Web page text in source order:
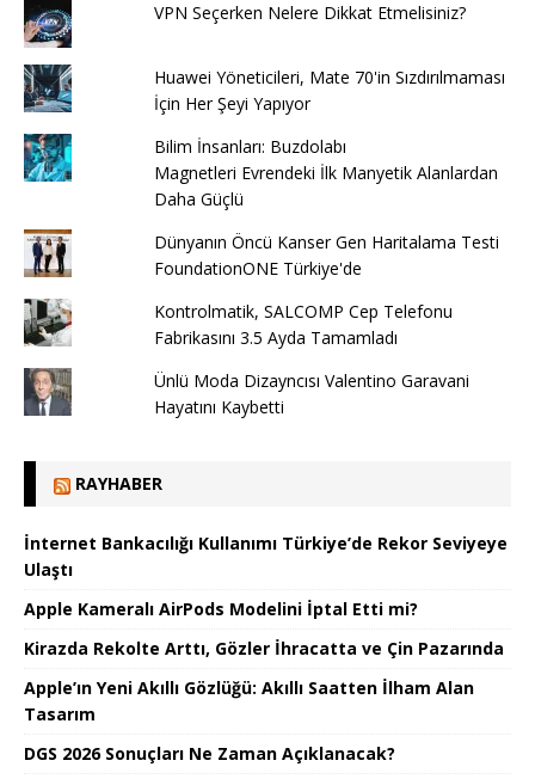
VPN Seçerken Nelere Dikkat Etmelisiniz?
Huawei Yöneticileri, Mate 70'in Sızdırılmaması
İçin Her Şeyi Yapıyor
Bilim İnsanları: Buzdolabı
Magnetleri Evrendeki İlk Manyetik Alanlardan
Daha Güçlü
Dünyanın Öncü Kanser Gen Haritalama Testi
FoundationONE Türkiye'de
Kontrolmatik, SALCOMP Cep Telefonu
Fabrikasını 3.5 Ayda Tamamladı
Ünlü Moda Dizayncısı Valentino Garavani
Hayatını Kaybetti
RAYHABER
İnternet Bankacılığı Kullanımı Türkiye’de Rekor Seviyeye
Ulaştı
Apple Kameralı AirPods Modelini İptal Etti mi?
Kirazda Rekolte Arttı, Gözler İhracatta ve Çin Pazarında
Apple’ın Yeni Akıllı Gözlüğü: Akıllı Saatten İlham Alan
Tasarım
DGS 2026 Sonuçları Ne Zaman Açıklanacak?